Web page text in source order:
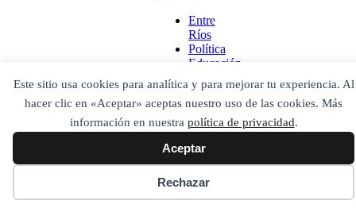
Este sitio usa cookies para analítica y para mejorar tu experiencia. Al
hacer clic en «Aceptar» aceptas nuestro uso de las cookies. Más
información en nuestra política de privacidad.
Aceptar
Rechazar
Entre
Ríos
Política
Educación
Legislaltura
Economía
Judiciales
Salud
El país
América
Latina
Mundo
Secciones
Escribe aquí abajo lo que desees buscar
Buscar
Buscar
O bien prueba